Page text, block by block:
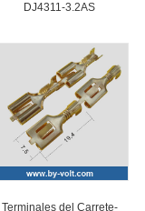
DJ4311-3.2AS
Terminales del Carrete-